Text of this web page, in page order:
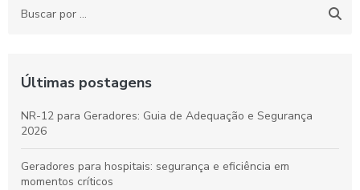
Últimas postagens
NR-12 para Geradores: Guia de Adequação e Segurança
2026
Geradores para hospitais: segurança e eficiência em
momentos críticos